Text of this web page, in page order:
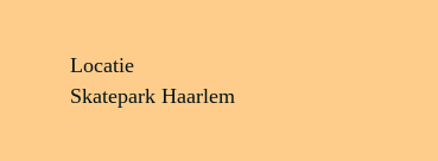
Locatie
Skatepark Haarlem